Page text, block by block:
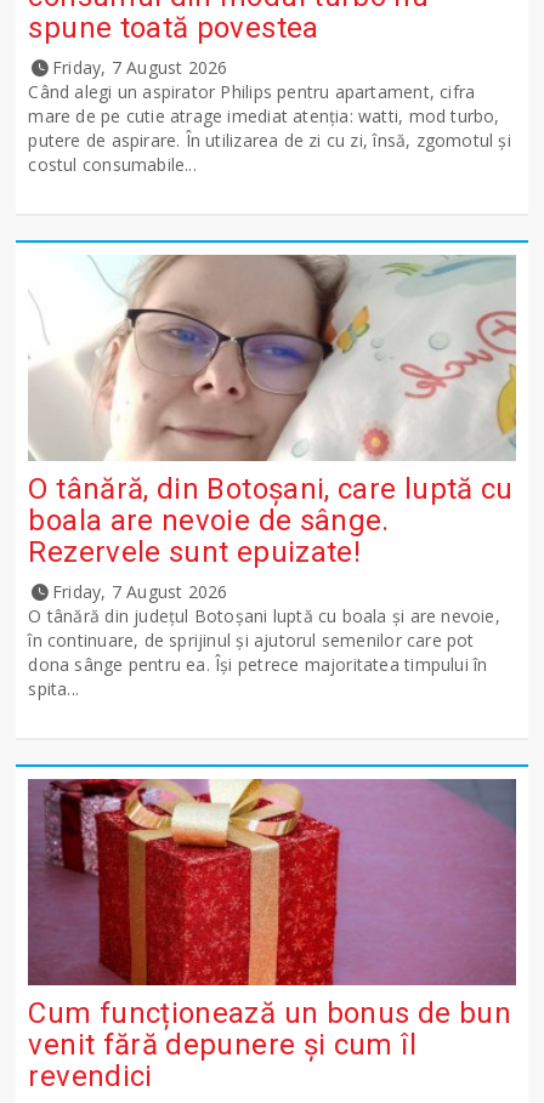
spune toată povestea
Friday, 7 August 2026
Când alegi un aspirator Philips pentru apartament, cifra
mare de pe cutie atrage imediat atenția: watti, mod turbo,
putere de aspirare. În utilizarea de zi cu zi, însă, zgomotul și
costul consumabile...
O tânără, din Botoșani, care luptă cu
boala are nevoie de sânge.
Rezervele sunt epuizate!
Friday, 7 August 2026
O tânără din județul Botoșani luptă cu boala și are nevoie,
în continuare, de sprijinul și ajutorul semenilor care pot
dona sânge pentru ea. Își petrece majoritatea timpului în
spita...
Cum funcționează un bonus de bun
venit fără depunere și cum îl
revendici